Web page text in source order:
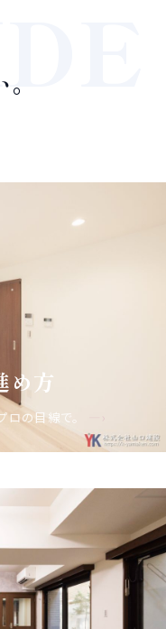
め方
ロの目線で。 —›